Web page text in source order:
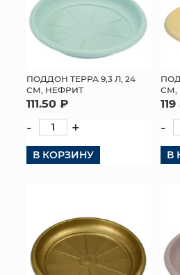
СУНДУКИ
ИСКУССТВЕННЫЕ
ПАКЕТЫ И
ПОДАРОЧНЫЕ
ТОРГОВЫЙ
КОНТАКТЫ
ПОДДОН ТЕРРА 9,3 Л, 24
СМ, НЕФРИТ
111.50 ₽
- +
В КОРЗИНУ
СМ,
-
В